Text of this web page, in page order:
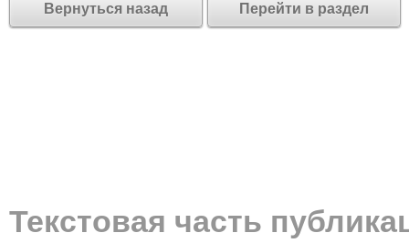
Вернуться назад Перейти в раздел
Текстовая часть